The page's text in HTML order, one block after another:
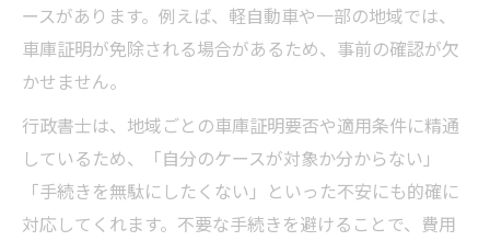
ースがあります。例えば、軽自動車や一部の地域では、
車庫証明が免除される場合があるため、事前の確認が欠
かせません。
行政書士は、地域ごとの車庫証明要否や適用条件に精通
しているため、「自分のケースが対象か分からない」
「手続きを無駄にしたくない」といった不安にも的確に
対応してくれます。不要な手続きを避けることで、費用